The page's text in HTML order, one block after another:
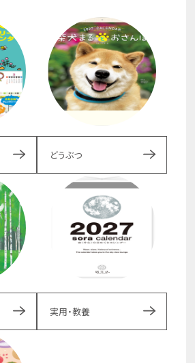
どうぶつ
実用・教養